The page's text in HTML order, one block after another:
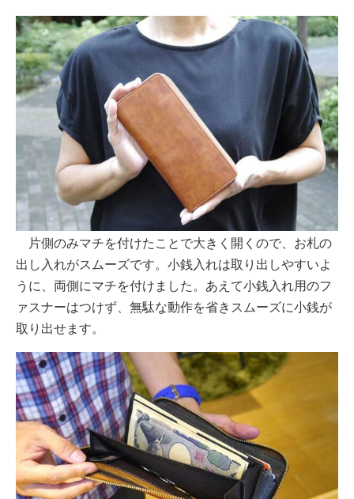
片側のみマチを付けたことで大きく開くので、お札の
出し入れがスムーズです。小銭入れは取り出しやすいよ
うに、両側にマチを付けました。あえて小銭入れ用のフ
ァスナーはつけず、無駄な動作を省きスムーズに小銭が
取り出せます。